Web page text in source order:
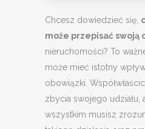
Chcesz dowiedzieć się,
może przepisać swoją
nieruchomości? To
może mieć istotny
obowiązki.
zbycia swojego udziału,
wszystkim musisz